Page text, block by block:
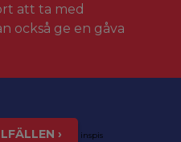
att ta med
också ge en gåva
› inspis